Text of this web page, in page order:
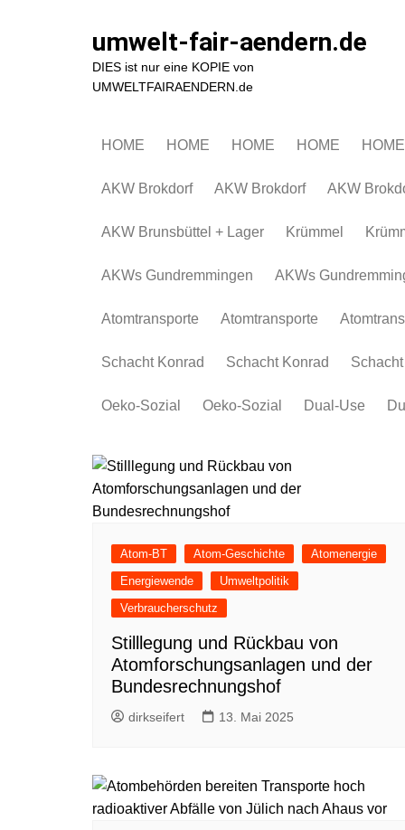
umwelt-fair-aendern.de
DIES ist nur eine KOPIE von
UMWELTFAIRAENDERN.de
HOME HOME HOME HOME HOME
AKW Brokdorf AKW Brokdorf AKW
AKW Brunsbüttel + Lager Krümmel
AKWs Gundremmingen AKWs
Atomtransporte Atomtransporte
Schacht Konrad Schacht Konrad
Oeko-Sozial
Arbeitsplätze
Gewerkschaften + Energie
Oeko-Sozial
Arbeitsplätze
Gewerkschaften + Energie
Dual-Use
Atom-BT Atom-Geschichte
Atomenergie
Energiewende
Umweltpolitik
Verbraucherschutz
Stilllegung und Rückbau von
Atomforschungsanlagen und der
Bundesrechnungshof
dirkseifert 13. Mai 2025